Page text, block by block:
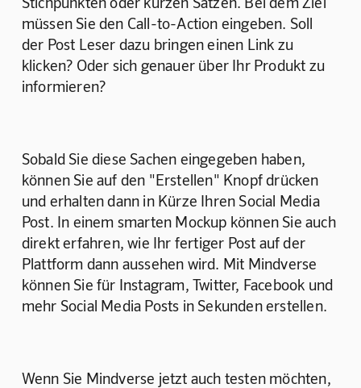
müssen Sie den Call-to-Action eingeben. Soll
der Post Leser dazu bringen einen Link zu
klicken? Oder sich genauer über Ihr Produkt zu
informieren?
Sobald Sie diese Sachen eingegeben haben,
können Sie auf den "Erstellen" Knopf drücken
und erhalten dann in Kürze Ihren Social Media
Post. In einem smarten Mockup können Sie auch
direkt erfahren, wie Ihr fertiger Post auf der
Plattform dann aussehen wird. Mit Mindverse
können Sie für Instagram, Twitter, Facebook und
mehr Social Media Posts in Sekunden erstellen.
Wenn Sie Mindverse jetzt auch testen möchten,